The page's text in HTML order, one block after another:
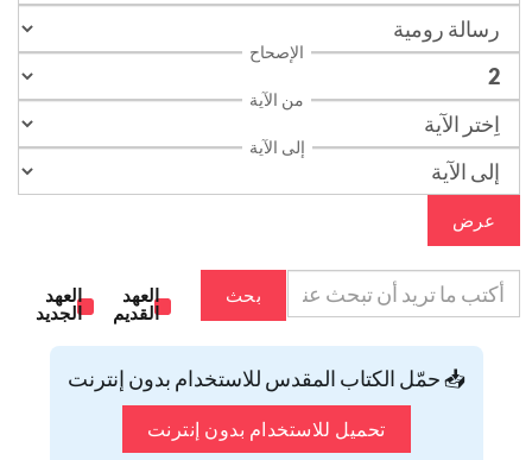
الإصحاح
من الآية
إلى الآية
عرض
بحث
العهد
القديم
العهد
الجديد
📥 حمّل الكتاب المقدس للاستخدام بدون إنترنت
تحميل للاستخدام بدون إنترنت